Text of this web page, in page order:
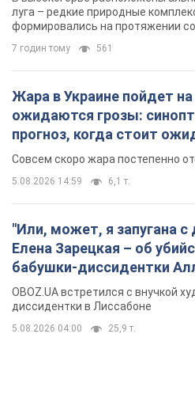
луга – редкие природные
формировались на протяжении
7 годин тому 561
Жара в Украине пойдет
ожидаются грозы:
прогноз, когда стоит
изменения погоды
Совсем скоро жара постепенно
5.08.2026 14:59 6,1 т.
"Или, может, я запугана с
Елена Зарецкая – об
бабушки-диссидентки
Горской, критике сына
бегстве в Португалию с
детьми
OBOZ.UA встретился с внучкой
диссидентки в Лиссабоне
5.08.2026 04:00 25,9 т.